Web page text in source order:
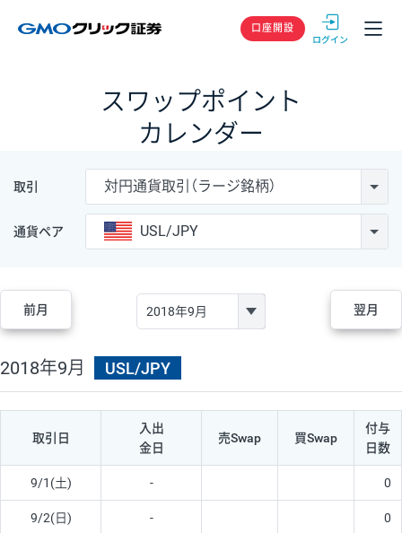
GMOクリック
口座開設
スワップポイント
カレンダー
取引 対円通貨取引（ラージ銘柄）
通貨ペア USL/JPY
前月 翌月
2018年9月 USL/JPY
取引日
入出
金日
売Swap 買Swap
付与
日数
9/1(土) - 0
9/2(日) - 0